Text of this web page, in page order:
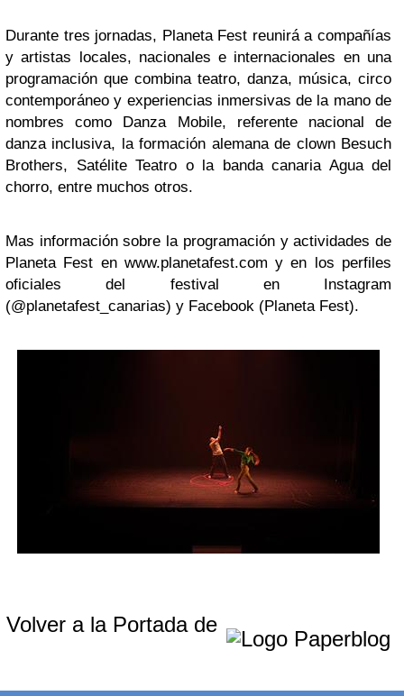
Durante tres jornadas, Planeta Fest reunirá a compañías
y artistas locales, nacionales e internacionales en una
programación que combina teatro, danza, música, circo
contemporáneo y experiencias inmersivas de la mano de
nombres como Danza Mobile, referente nacional de
danza inclusiva, la formación alemana de clown Besuch
Brothers, Satélite Teatro o la banda canaria Agua del
chorro, entre muchos otros.
Mas información sobre la programación y actividades de
Planeta Fest en www.planetafest.com y en los perfiles
oficiales del festival en Instagram
(@planetafest_canarias) y Facebook (Planeta Fest).
Volver a la Portada de